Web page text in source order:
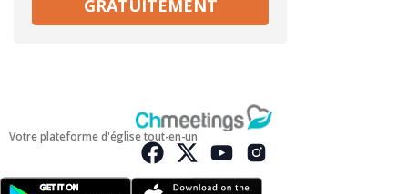
GRATUITEMENT
Votre plateforme d'église tout-en-un